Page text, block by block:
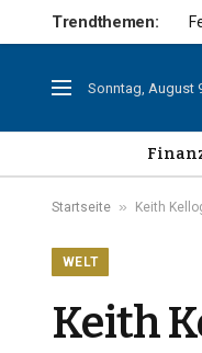
Trendthemen:
Sonntag, August
Startseite » Keith
WELT
Keith